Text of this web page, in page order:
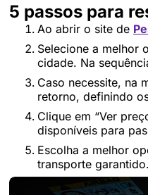
5 passos para
Ao abrir o site de
Selecione a melhor
cidade. Na
Caso necessite, na
retorno, definindo
Clique em “Ver
disponíveis para
Escolha a melhor
transporte garantido.